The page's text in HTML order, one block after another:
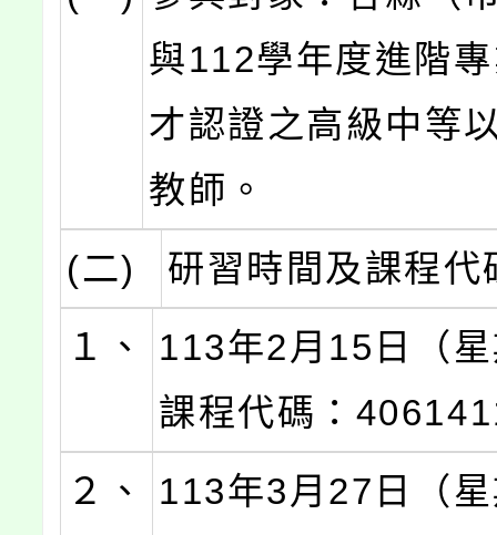
與112學年度進階
才認證之高級中等
教師。
(二)
研習時間及課程代
１、
113年2月15日（
課程代碼：
２、
113年3月27日（